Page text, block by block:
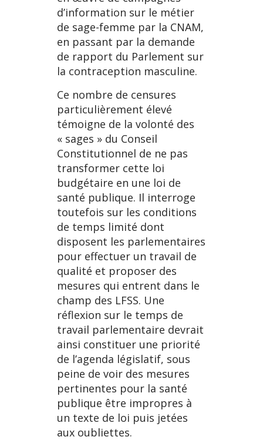
d’information sur le métier
de sage-femme par la CNAM,
en passant par la demande
de rapport du Parlement sur
la contraception masculine.
Ce nombre de censures
particulièrement élevé
témoigne de la volonté des
« sages » du Conseil
Constitutionnel de ne pas
transformer cette loi
budgétaire en une loi de
santé publique. Il interroge
toutefois sur les conditions
de temps limité dont
disposent les parlementaires
pour effectuer un travail de
qualité et proposer des
mesures qui entrent dans le
champ des LFSS. Une
réflexion sur le temps de
travail parlementaire devrait
ainsi constituer une priorité
de l’agenda législatif, sous
peine de voir des mesures
pertinentes pour la santé
publique être impropres à
un texte de loi puis jetées
aux oubliettes.